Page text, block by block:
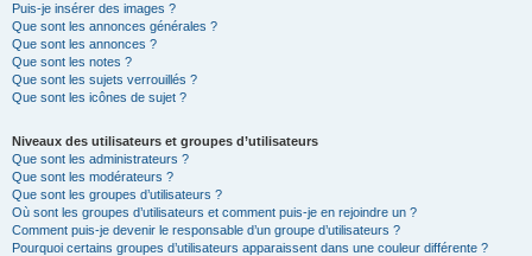
Puis-je insérer des images ?
Que sont les annonces générales ?
Que sont les annonces ?
Que sont les notes ?
Que sont les sujets verrouillés ?
Que sont les icônes de sujet ?
Niveaux des utilisateurs et groupes d’utilisateurs
Que sont les administrateurs ?
Que sont les modérateurs ?
Que sont les groupes d’utilisateurs ?
Où sont les groupes d’utilisateurs et comment puis-je en rejoindre un ?
Comment puis-je devenir le responsable d’un groupe d’utilisateurs ?
Pourquoi certains groupes d’utilisateurs apparaissent dans une couleur différente ?